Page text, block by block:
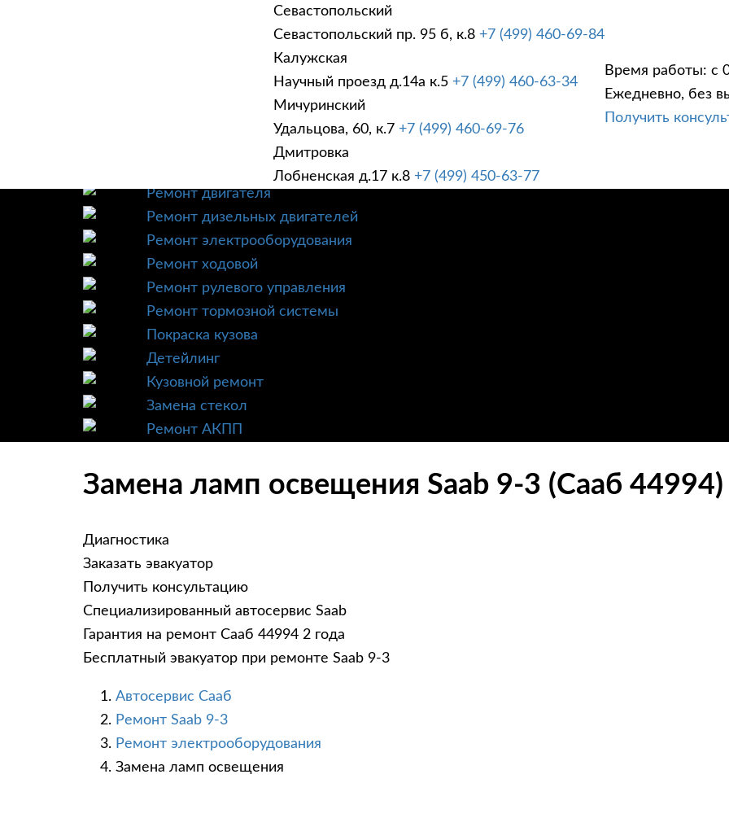
Севастопольский
Севастопольский пр. 95 б, к.8 +7 (499) 460-69-84
Калужская
Научный проезд д.14а к.5 +7 (499) 460-63-34
Мичуринский
Удальцова, 60, к.7 +7 (499) 460-69-76
Дмитровка
Лобненская д.17 к.8 +7 (499) 450-63-77
Время работы: с
Ежедневно, без
Получить
УСЛУГИ
Техническое обслуживание
Ремонт трансмиссии
Ремонт двигателя
Ремонт дизельных двигателей
Ремонт электрооборудования
Ремонт ходовой
Ремонт рулевого управления
Ремонт тормозной системы
Покраска кузова
Детейлинг
Кузовной ремонт
Замена стекол
Ремонт АКПП
Замена ламп освещения Saab 9-3 (Сааб
Диагностика
Заказать эвакуатор
Получить консультацию
Специализированный автосервис Saab
Гарантия на ремонт Сааб 44994 2 года
Бесплатный эвакуатор при ремонте Saab 9-3
Автосервис Сааб
Ремонт Saab 9-3
Ремонт электрооборудования
Замена ламп освещения